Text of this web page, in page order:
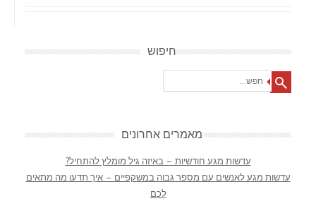
חיפוש
מאמרים אחרונים
עדשות מגע חודשיות – באיזה גיל מומלץ להתחיל?
עדשות מגע לאנשים עם מספר גבוה במשקפיים – איך תדעו מה מתאים
לכם